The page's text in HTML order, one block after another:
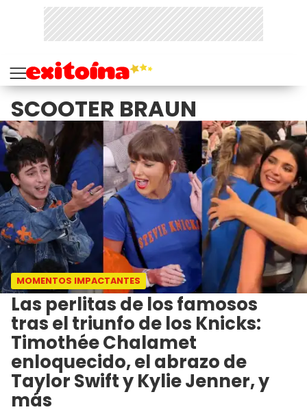
SCOOTER BRAUN
MOMENTOS IMPACTANTES
Las perlitas de los famosos
tras el triunfo de los Knicks:
Timothée Chalamet
enloquecido, el abrazo de
Taylor Swift y Kylie Jenner, y
más